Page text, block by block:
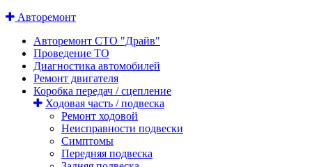
Авторемонт
Авторемонт СТО "Драйв"
Проведение ТО
Диагностика автомобилей
Ремонт двигателя
Коробка передач / сцепление
Ходовая часть / подвеска
Ремонт ходовой
Неисправности подвески
Симптомы
Передняя подвеска